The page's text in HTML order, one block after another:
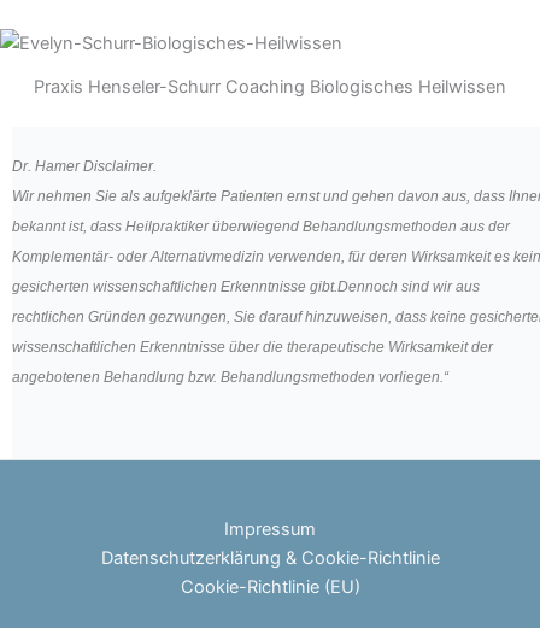
Praxis Henseler-Schurr Coaching Biologisches Heilwissen
Dr. Hamer Disclaimer.
Wir nehmen Sie als aufgeklärte Patienten ernst und gehen davon aus, dass
bekannt ist, dass Heilpraktiker überwiegend Behandlungsmethoden aus der
Komplementär- oder Alternativmedizin verwenden, für deren Wirksamkeit es
gesicherten wissenschaftlichen Erkenntnisse gibt.Dennoch sind wir aus
rechtlichen Gründen gezwungen, Sie darauf hinzuweisen, dass keine
wissenschaftlichen Erkenntnisse über die therapeutische Wirksamkeit der
angebotenen Behandlung bzw. Behandlungsmethoden vorliegen.“
Impressum
Datenschutzerklärung & Cookie-Richtlinie
Cookie-Richtlinie (EU)